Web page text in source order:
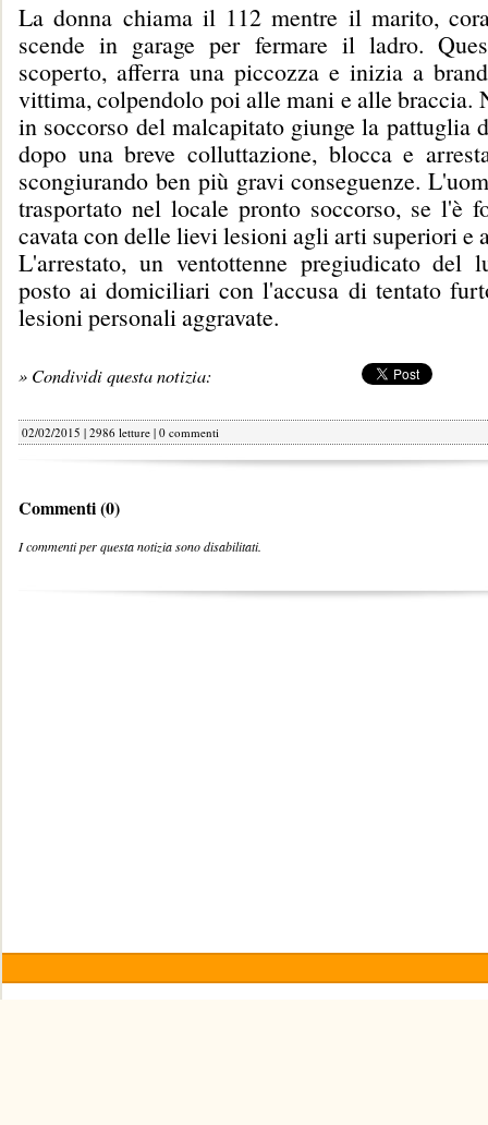
La donna chiama il 112 mentre il marito,
scende in garage per fermare il ladro.
scoperto, afferra una piccozza e inizia a
vittima, colpendolo poi alle mani e alle braccia.
in soccorso del malcapitato giunge la pattuglia
dopo una breve colluttazione, blocca e
scongiurando ben più gravi conseguenze.
trasportato nel locale pronto soccorso, se l'è
cavata con delle lievi lesioni agli arti superiori e
L'arrestato, un ventottenne pregiudicato del
posto ai domiciliari con l'accusa di tentato
lesioni personali aggravate.
» Condividi questa notizia:
02/02/2015 | 2986 letture | 0 commenti
Commenti (0)
I commenti per questa notizia sono disabilitati.